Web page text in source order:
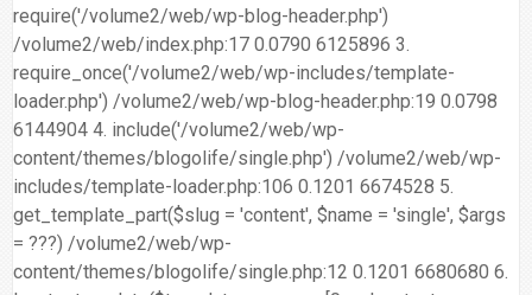
方
案
require('/volume2/web/wp-blog-header.php')
/volume2/web/index.php:17 0.0790 6125896 3.
require_once('/volume2/web/wp-includes/template-
loader.php') /volume2/web/wp-blog-header.php:19 0.0798
6144904 4. include('/volume2/web/wp-
content/themes/blogolife/single.php') /volume2/web/wp-
includes/template-loader.php:106 0.1201 6674528 5.
get_template_part($slug = 'content', $name = 'single', $args
= ???) /volume2/web/wp-
content/themes/blogolife/single.php:12 0.1201 6680680 6.